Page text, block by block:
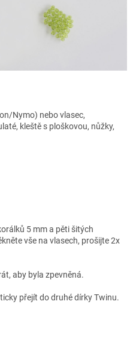
Nymo) nebo vlasec,
kleště s ploškovou, nůžky,
5 mm a pěti šitých
vše na vlasech, prošijte 2x
aby byla zpevněná.
přejít do druhé dírky Twinu.
1